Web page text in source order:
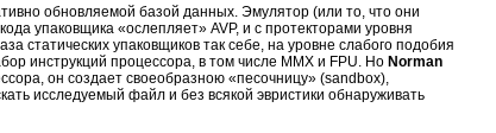
обновляемой базой данных. Эмулятор (или то, что они
упаковщика «ослепляет» AVP, и с протекторами уровня
статических упаковщиков так себе, на уровне слабого подобия
инструкций процессора, в том числе MMX и FPU. Но Norman
он создает своеобразною «песочницу» (sandbox),
исследуемый файл и без всякой эвристики обнаруживать